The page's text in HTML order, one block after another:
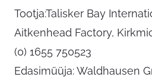
Tootja:Talisker Bay
Aitkenhead Factory,
(0) 1655 750523
Edasimüüja: Waldhausen